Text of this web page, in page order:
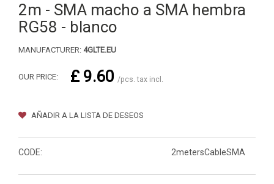
2m - SMA macho a SMA hembra
RG58 - blanco
MANUFACTURER: 4GLTE.EU
OUR PRICE: £ 9.60 /pcs. tax incl.
AÑADIR A LA LISTA DE DESEOS
CODE: 2metersCableSMA